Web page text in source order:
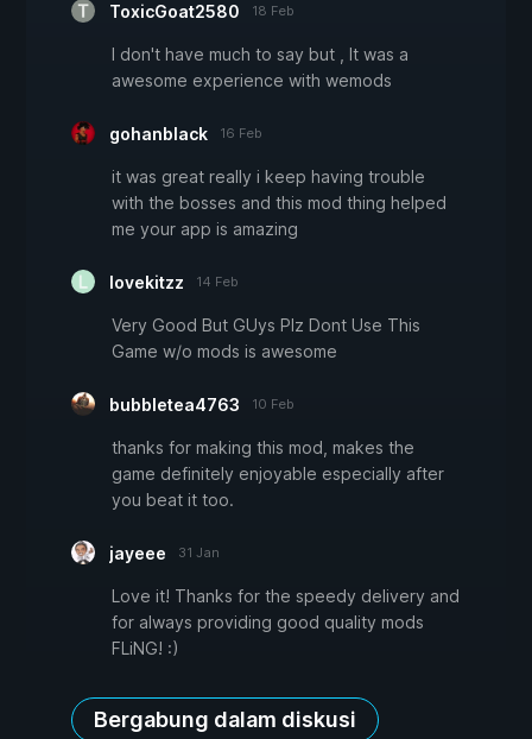
ToxicGoat2580 18 Feb
I don't have much to say but , It was a
awesome experience with wemods
gohanblack 16 Feb
it was great really i keep having trouble
with the bosses and this mod thing helped
me your app is amazing
lovekitzz 14 Feb
Very Good But GUys Plz Dont Use This
Game w/o mods is awesome
bubbletea4763 10 Feb
thanks for making this mod, makes the
game definitely enjoyable especially after
you beat it too.
jayeee 31 Jan
Love it! Thanks for the speedy delivery and
for always providing good quality mods
FLiNG! :)
Bergabung dalam diskusi